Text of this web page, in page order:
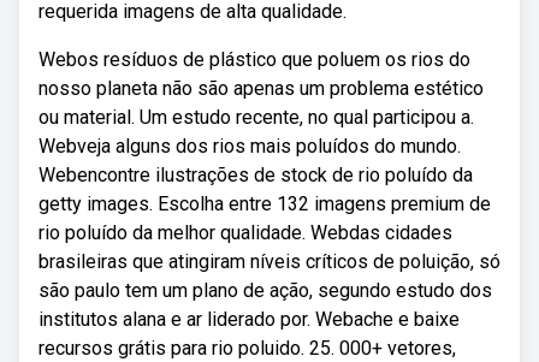
requerida imagens de alta qualidade.
Webos resíduos de plástico que poluem os rios do
nosso planeta não são apenas um problema estético
ou material. Um estudo recente, no qual participou a.
Webveja alguns dos rios mais poluídos do mundo.
Webencontre ilustrações de stock de rio poluído da
getty images. Escolha entre 132 imagens premium de
rio poluído da melhor qualidade. Webdas cidades
brasileiras que atingiram níveis críticos de poluição, só
são paulo tem um plano de ação, segundo estudo dos
institutos alana e ar liderado por. Webache e baixe
recursos grátis para rio poluido. 25. 000+ vetores,